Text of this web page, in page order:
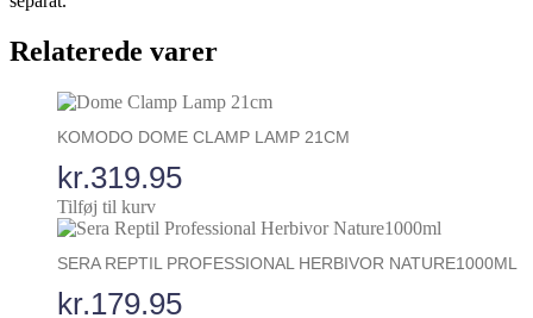
Medium
Relaterede varer
KOMODO DOME CLAMP LAMP 21CM
kr.319.95
Tilføj til kurv
SERA REPTIL PROFESSIONAL HERBIVOR NATURE1000ML
kr.179.95